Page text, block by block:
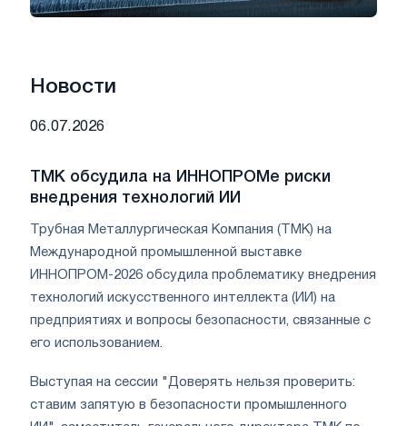
Новости
06.07.2026
ТМК обсудила на ИННОПРОМе риски
внедрения технологий ИИ
Трубная Металлургическая Компания (ТМК) на
Международной промышленной выставке
ИННОПРОМ-2026 обсудила проблематику внедрения
технологий искусственного интеллекта (ИИ) на
предприятиях и вопросы безопасности, связанные с
его использованием.
Выступая на сессии "Доверять нельзя проверить:
ставим запятую в безопасности промышленного